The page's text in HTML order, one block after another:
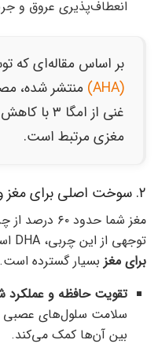
انعطاف‌پذیری عروق و
بر اساس مقاله‌ای که
(AHA)
منتشر شده،
غنی از
مغزی مرتبط است.
۲. سوخت اصلی برای مغز و سلامت روان
مغز شما
توجهی از این چربی، DHA است؛ به همین دلیل،
برای مغز بسیار گسترده است.
تقویت حافظه و عملکرد
سلامت سلول‌های عصبی
بین آن‌ها کمک می‌کند.